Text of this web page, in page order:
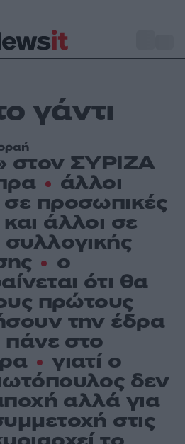
γάντι
στον ΣΥΡΙΖΑ
άλλοι
προσωπικές
άλλοι σε
συλλογικής
ο
ότι θα
πρώτους
την έδρα
πάνε στο
γιατί ο
δεν
αλλά για
στις